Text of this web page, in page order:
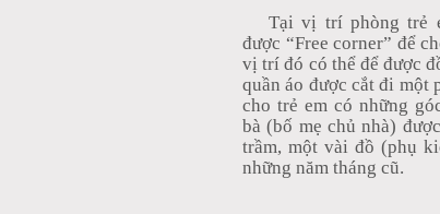
Tại vị trí phòng trẻ
được “Free corner” để
vị trí đó có thể để được
quần áo được cắt đi một
cho trẻ em có những
bà (bố mẹ chủ nhà)
trầm, một vài đồ (phụ
những năm tháng cũ.